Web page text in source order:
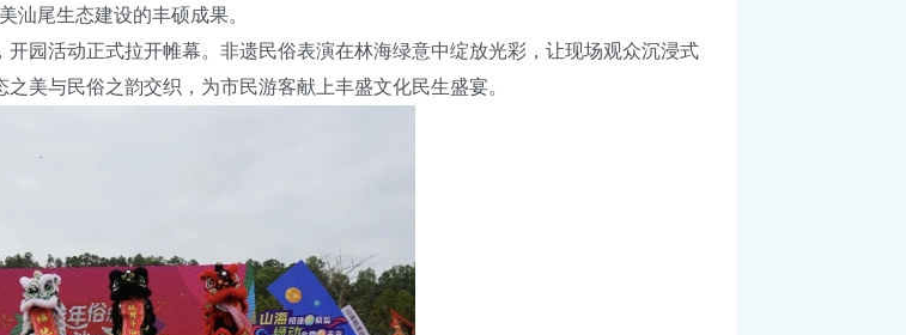
汕尾生态建设的丰硕成果。
活动正式拉开帷幕。非遗民俗表演在林海绿意中绽放光彩，让现场观众沉浸式
美与民俗之韵交织，为市民游客献上丰盛文化民生盛宴。